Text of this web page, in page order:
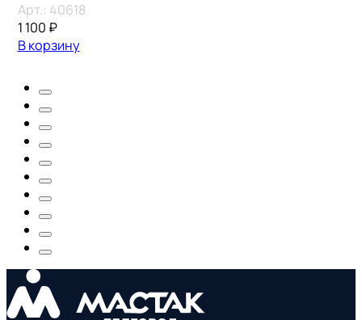
Арт.: 40618
1 100 ₽
В корзину